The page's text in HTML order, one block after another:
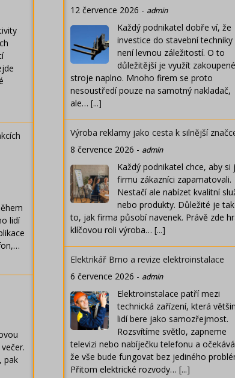
lidí
pak
12 července 2026 - admin
Každý podnikatel dobře ví, že
investice do stavební techniky
není levnou záležitostí. O to
důležitější je využít zakoupené
stroje naplno. Mnoho firem se proto
nesoustředí pouze na samotný nakladač,
ale… [...]
Výroba reklamy jako cesta k silnější
8 července 2026 - admin
Každý podnikatel chce, aby si
firmu zákazníci zapamatovali.
Nestačí ale nabízet kvalitní
nebo produkty. Důležité je
to, jak firma působí navenek. Právě zde
klíčovou roli výroba… [...]
Elektrikář Brno a revize elektroinstalace
6 července 2026 - admin
Elektroinstalace patří mezi
technická zařízení, která
lidí bere jako samozřejmost.
Rozsvítíme světlo, zapneme
televizi nebo nabíječku telefonu a
že vše bude fungovat bez jediného
Přitom elektrické rozvody… [...]